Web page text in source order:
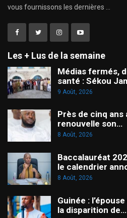
vous fournissons les dernières ...
Les + Lus de la semaine
Médias fermés,
santé : Sékou
9 Août, 2026
Près de cinq ans
renouvelle son…
8 Août, 2026
Baccalauréat
le calendrier
8 Août, 2026
Guinée :
la disparition de…